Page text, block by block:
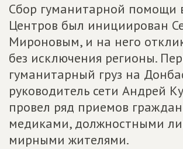
Сбор гуманитарной помощи
Центров был инициирован
Мироновым, и на него
без исключения регионы.
гуманитарный груз на
руководитель сети Андрей
провел ряд приемов
медиками, должностными
мирными жителями.